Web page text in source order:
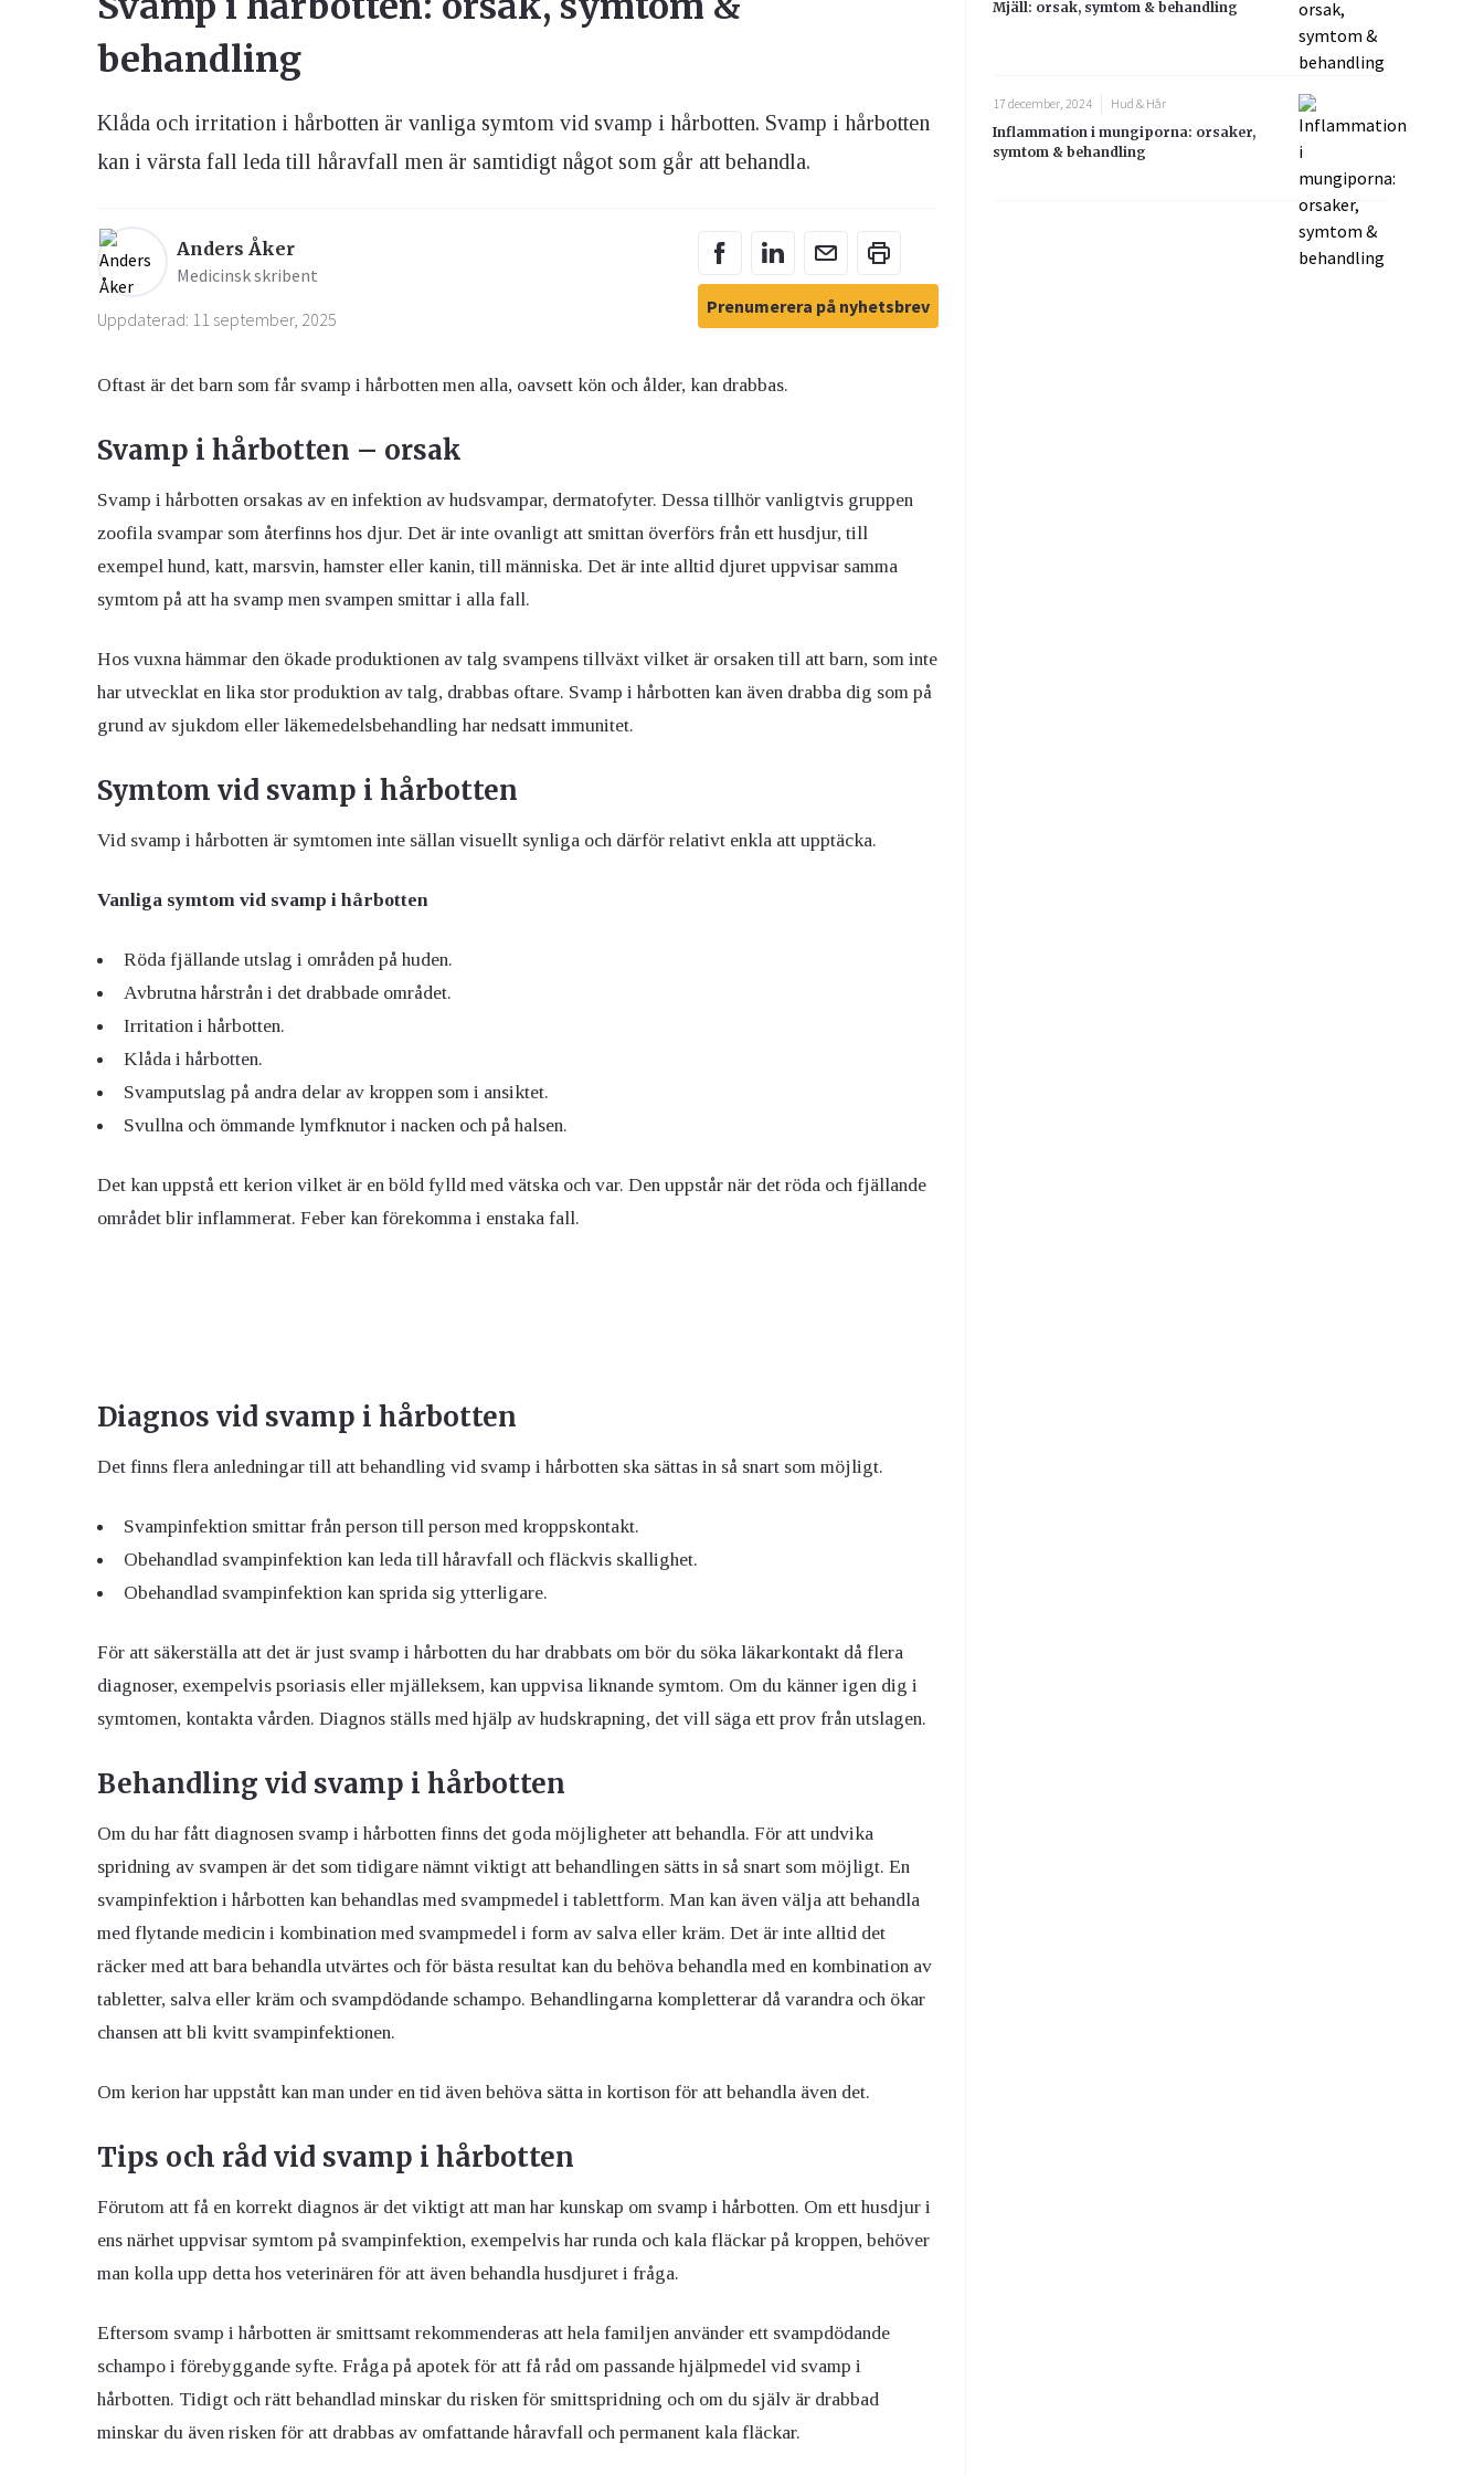
Ögon & Öron
behandling
Klåda och irritation i hårbotten är vanliga symtom vid svamp i hårbotten. Svamp i hårbotten
kan i värsta fall leda till håravfall men är samtidigt något som går att behandla.
Anders Åker
Medicinsk skribent
Uppdaterad: 11 september, 2025
Prenumerera på nyhetsbrev
Oftast är det barn som får svamp i hårbotten men alla, oavsett kön och ålder, kan drabbas.
Svamp i hårbotten – orsak
Svamp i hårbotten orsakas av en infektion av hudsvampar, dermatofyter. Dessa tillhör vanligtvis gruppen
zoofila svampar som återfinns hos djur. Det är inte ovanligt att smittan överförs från ett husdjur, till
exempel hund, katt, marsvin, hamster eller kanin, till människa. Det är inte alltid djuret uppvisar samma
symtom på att ha svamp men svampen smittar i alla fall.
Hos vuxna hämmar den ökade produktionen av talg svampens tillväxt vilket är orsaken till att barn, som inte
har utvecklat en lika stor produktion av talg, drabbas oftare. Svamp i hårbotten kan även drabba dig som på
grund av sjukdom eller läkemedelsbehandling har nedsatt immunitet.
Symtom vid svamp i hårbotten
Vid svamp i hårbotten är symtomen inte sällan visuellt synliga och därför relativt enkla att upptäcka.
Vanliga symtom vid svamp i hårbotten
Röda fjällande utslag i områden på huden.
Avbrutna hårstrån i det drabbade området.
Irritation i hårbotten.
Klåda i hårbotten.
Svamputslag på andra delar av kroppen som i ansiktet.
Svullna och ömmande lymfknutor i nacken och på halsen.
Det kan uppstå ett kerion vilket är en böld fylld med vätska och var. Den uppstår när det röda och fjällande
området blir inflammerat. Feber kan förekomma i enstaka fall.
Diagnos vid svamp i hårbotten
Det finns flera anledningar till att behandling vid svamp i hårbotten ska sättas in så snart som möjligt.
Svampinfektion smittar från person till person med kroppskontakt.
Obehandlad svampinfektion kan leda till håravfall och fläckvis skallighet.
Obehandlad svampinfektion kan sprida sig ytterligare.
För att säkerställa att det är just svamp i hårbotten du har drabbats om bör du söka läkarkontakt då flera
diagnoser, exempelvis psoriasis eller mjälleksem, kan uppvisa liknande symtom. Om du känner igen dig i
symtomen, kontakta vården. Diagnos ställs med hjälp av hudskrapning, det vill säga ett prov från utslagen.
Behandling vid svamp i hårbotten
Om du har fått diagnosen svamp i hårbotten finns det goda möjligheter att behandla. För att undvika
spridning av svampen är det som tidigare nämnt viktigt att behandlingen sätts in så snart som möjligt. En
svampinfektion i hårbotten kan behandlas med svampmedel i tablettform. Man kan även välja att behandla
med flytande medicin i kombination med svampmedel i form av salva eller kräm. Det är inte alltid det
räcker med att bara behandla utvärtes och för bästa resultat kan du behöva behandla med en kombination av
tabletter, salva eller kräm och svampdödande schampo. Behandlingarna kompletterar då varandra och ökar
chansen att bli kvitt svampinfektionen.
Om kerion har uppstått kan man under en tid även behöva sätta in kortison för att behandla även det.
Tips och råd vid svamp i hårbotten
Förutom att få en korrekt diagnos är det viktigt att man har kunskap om svamp i hårbotten. Om ett husdjur i
ens närhet uppvisar symtom på svampinfektion, exempelvis har runda och kala fläckar på kroppen, behöver
man kolla upp detta hos veterinären för att även behandla husdjuret i fråga.
Eftersom svamp i hårbotten är smittsamt rekommenderas att hela familjen använder ett svampdödande
schampo i förebyggande syfte. Fråga på apotek för att få råd om passande hjälpmedel vid svamp i
hårbotten. Tidigt och rätt behandlad minskar du risken för smittspridning och om du själv är drabbad
minskar du även risken för att drabbas av omfattande håravfall och permanent kala fläckar.
Mjäll: orsak, symtom & behandling
17 december, 2024
Hud & Hår
Inflammation i mungiporna: orsaker,
symtom & behandling